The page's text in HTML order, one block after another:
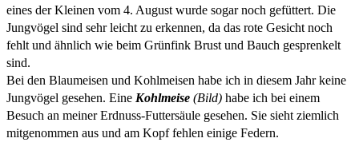
eines der Kleinen vom 4. August wurde sogar noch gefüttert. Die
Jungvögel sind sehr leicht zu erkennen, da das rote Gesicht noch
fehlt und ähnlich wie beim Grünfink Brust und Bauch gesprenkelt
sind.
Bei den Blaumeisen und Kohlmeisen habe ich in diesem Jahr keine
Jungvögel gesehen. Eine Kohlmeise (Bild) habe ich bei einem
Besuch an meiner Erdnuss-Futtersäule gesehen. Sie sieht ziemlich
mitgenommen aus und am Kopf fehlen einige Federn.